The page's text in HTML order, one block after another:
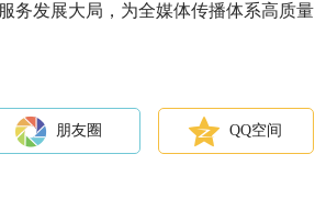
务发展大局，为全媒体传播体系高质量
朋友圈 QQ空间